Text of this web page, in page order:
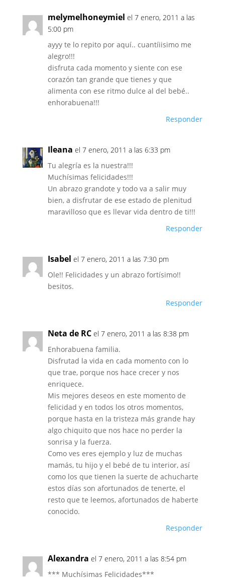
melymelhoneymiel el 7 enero, 2011 a las
5:00 pm
ayyy te lo repito por aquí.. cuantíiisimo me
alegro!!!
disfruta cada momento y siente con ese
corazón tan grande que tienes y que
alimenta con ese ritmo dulce al del bebé..
enhorabuena!!!
Responder
Ileana el 7 enero, 2011 a las 6:33 pm
Tu alegría es la nuestra!!!
Muchísimas felicidades!!!
Un abrazo grandote y todo va a salir muy
bien, a disfrutar de ese estado de plenitud
maravilloso que es llevar vida dentro de ti!!!
Responder
Isabel el 7 enero, 2011 a las 7:30 pm
Ole!! Felicidades y un abrazo fortísimo!!
besitos.
Responder
Neta de RC el 7 enero, 2011 a las 8:38 pm
Enhorabuena familia.
Disfrutad la vida en cada momento con lo
que trae, porque nos hace crecer y nos
enriquece.
Mis mejores deseos en este momento de
felicidad y en todos los otros momentos,
porque hasta en la tristeza más grande hay
algo chiquito que nos hace no perder la
sonrisa y la fuerza.
Como ves eres ejemplo y luz de muchas
mamás, tu hijo y el bebé de tu interior, así
como los que tienen la suerte de achucharte
estos días son afortunados de tenerte, el
resto que te leemos, afortunados de haberte
conocido.
Responder
Alexandra el 7 enero, 2011 a las 8:54 pm
*** Muchísimas Felicidades***